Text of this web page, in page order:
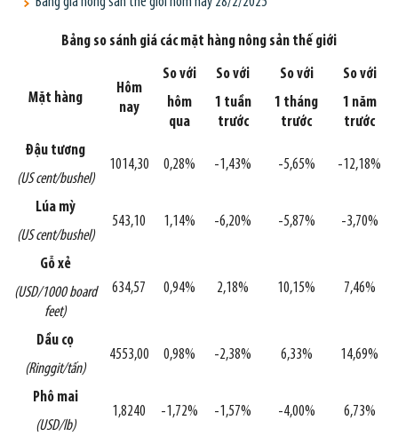
Bảng so sánh giá các mặt hàng nông sản thế giới
Mặt hàng
Hôm
nay
So với
hôm
qua
So với
1 tuần
trước
So với
1 tháng
trước
So với
1 năm
trước
Đậu tương
(US cent/bushel)
1014,30 0,28% -1,43% -5,65% -12,18%
Lúa mỳ
(US cent/bushel)
543,10 1,14% -6,20% -5,87% -3,70%
Gỗ xẻ
(USD/1000 board
feet)
634,57 0,94% 2,18% 10,15% 7,46%
Dầu cọ
(Ringgit/tấn)
4553,00 0,98% -2,38% 6,33% 14,69%
Phô mai
(USD/lb)
1,8240 -1,72% -1,57% -4,00% 6,73%